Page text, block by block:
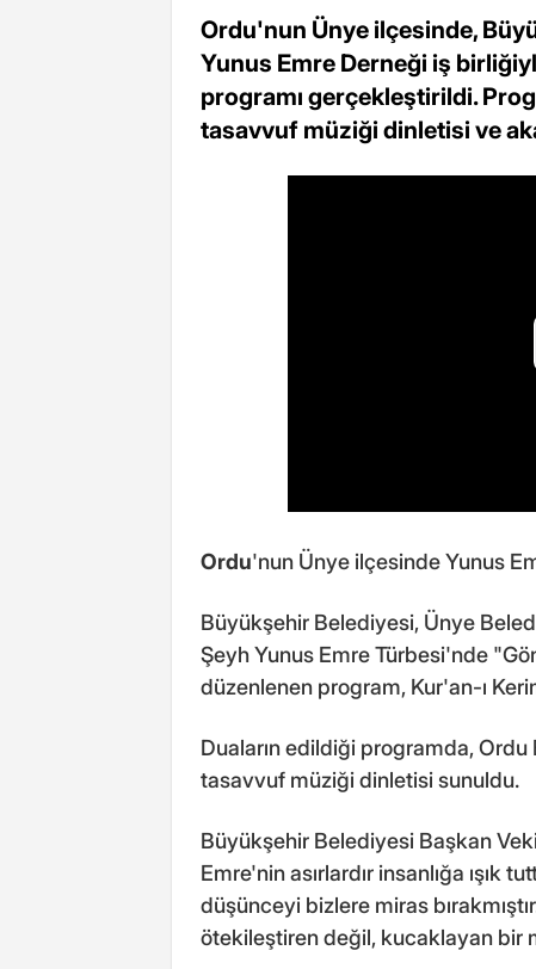
Ordu'nun Ünye ilçesinde,
Yunus Emre Derneği iş
programı gerçekleştirildi.
tasavvuf müziği dinletisi ve
Ordu'nun Ünye ilçesinde Yunus
Büyükşehir Belediyesi, Ünye
Şeyh Yunus Emre Türbesi'nde
düzenlenen program, Kur'an-ı
Duaların edildiği programda,
tasavvuf müziği dinletisi sunuldu.
Büyükşehir Belediyesi Başkan
Emre'nin asırlardır insanlığa ışık
düşünceyi bizlere miras
ötekileştiren değil, kucaklayan bir